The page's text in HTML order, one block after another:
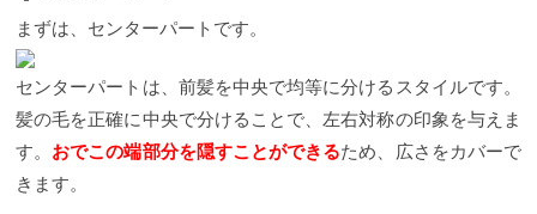
まずは、センターパートです。
センターパートは、前髪を中央で均等に分けるスタイルです。
髪の毛を正確に中央で分けることで、左右対称の印象を与えま
す。 おでこの端部分を隠すことができるため、広さをカバーで
きます。